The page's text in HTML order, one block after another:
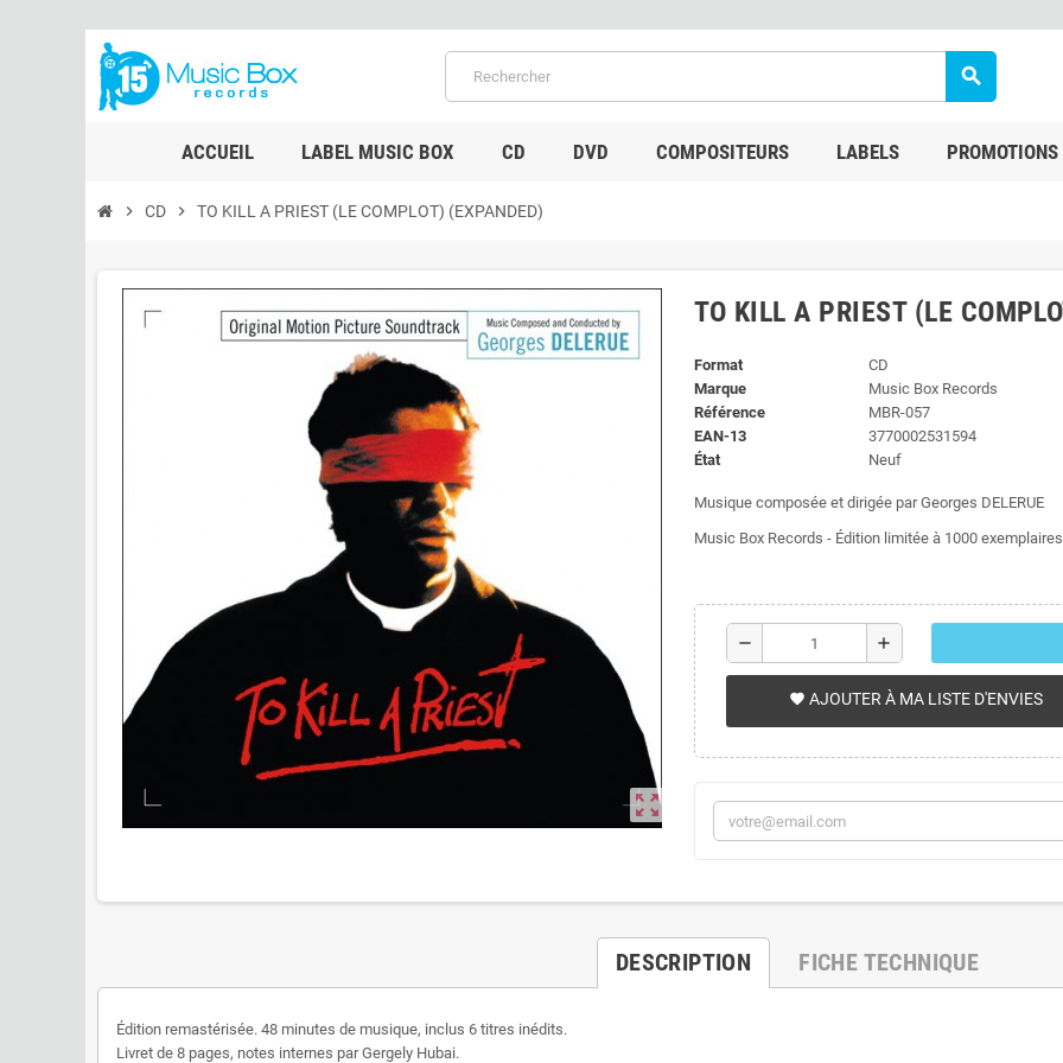
search
ACCUEIL LABEL MUSIC BOX CD DVD COMPOSITEURS LABELS PROMOTIONS
chevron_right CD chevron_right TO KILL A PRIEST (LE COMPLOT) (EXPANDED)
zoom_out_map
TO KILL A PRIEST (LE
Format
CD
Marque
Music Box Records
Référence
MBR-057
EAN-13
3770002531594
État
Neuf
Musique composée et dirigée par Georges DELERUE
Music Box Records - Édition limitée à 1000
remove add
favorite AJOUTER À MA LISTE D'ENVIES
DESCRIPTION FICHE TECHNIQUE
Édition remastérisée. 48 minutes de musique, inclus 6 titres inédits.
Livret de 8 pages, notes internes par Gergely Hubai.